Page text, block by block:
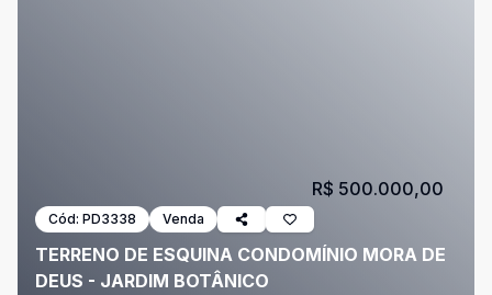
Cód: PD3338 Venda
TERRENO DE ESQUINA CONDOMÍNIO MORA DE
DEUS - JARDIM BOTÂNICO
R$ 500.000,00